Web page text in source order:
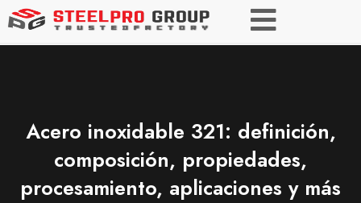
Acero inoxidable 321: definición,
composición, propiedades,
procesamiento, aplicaciones y más